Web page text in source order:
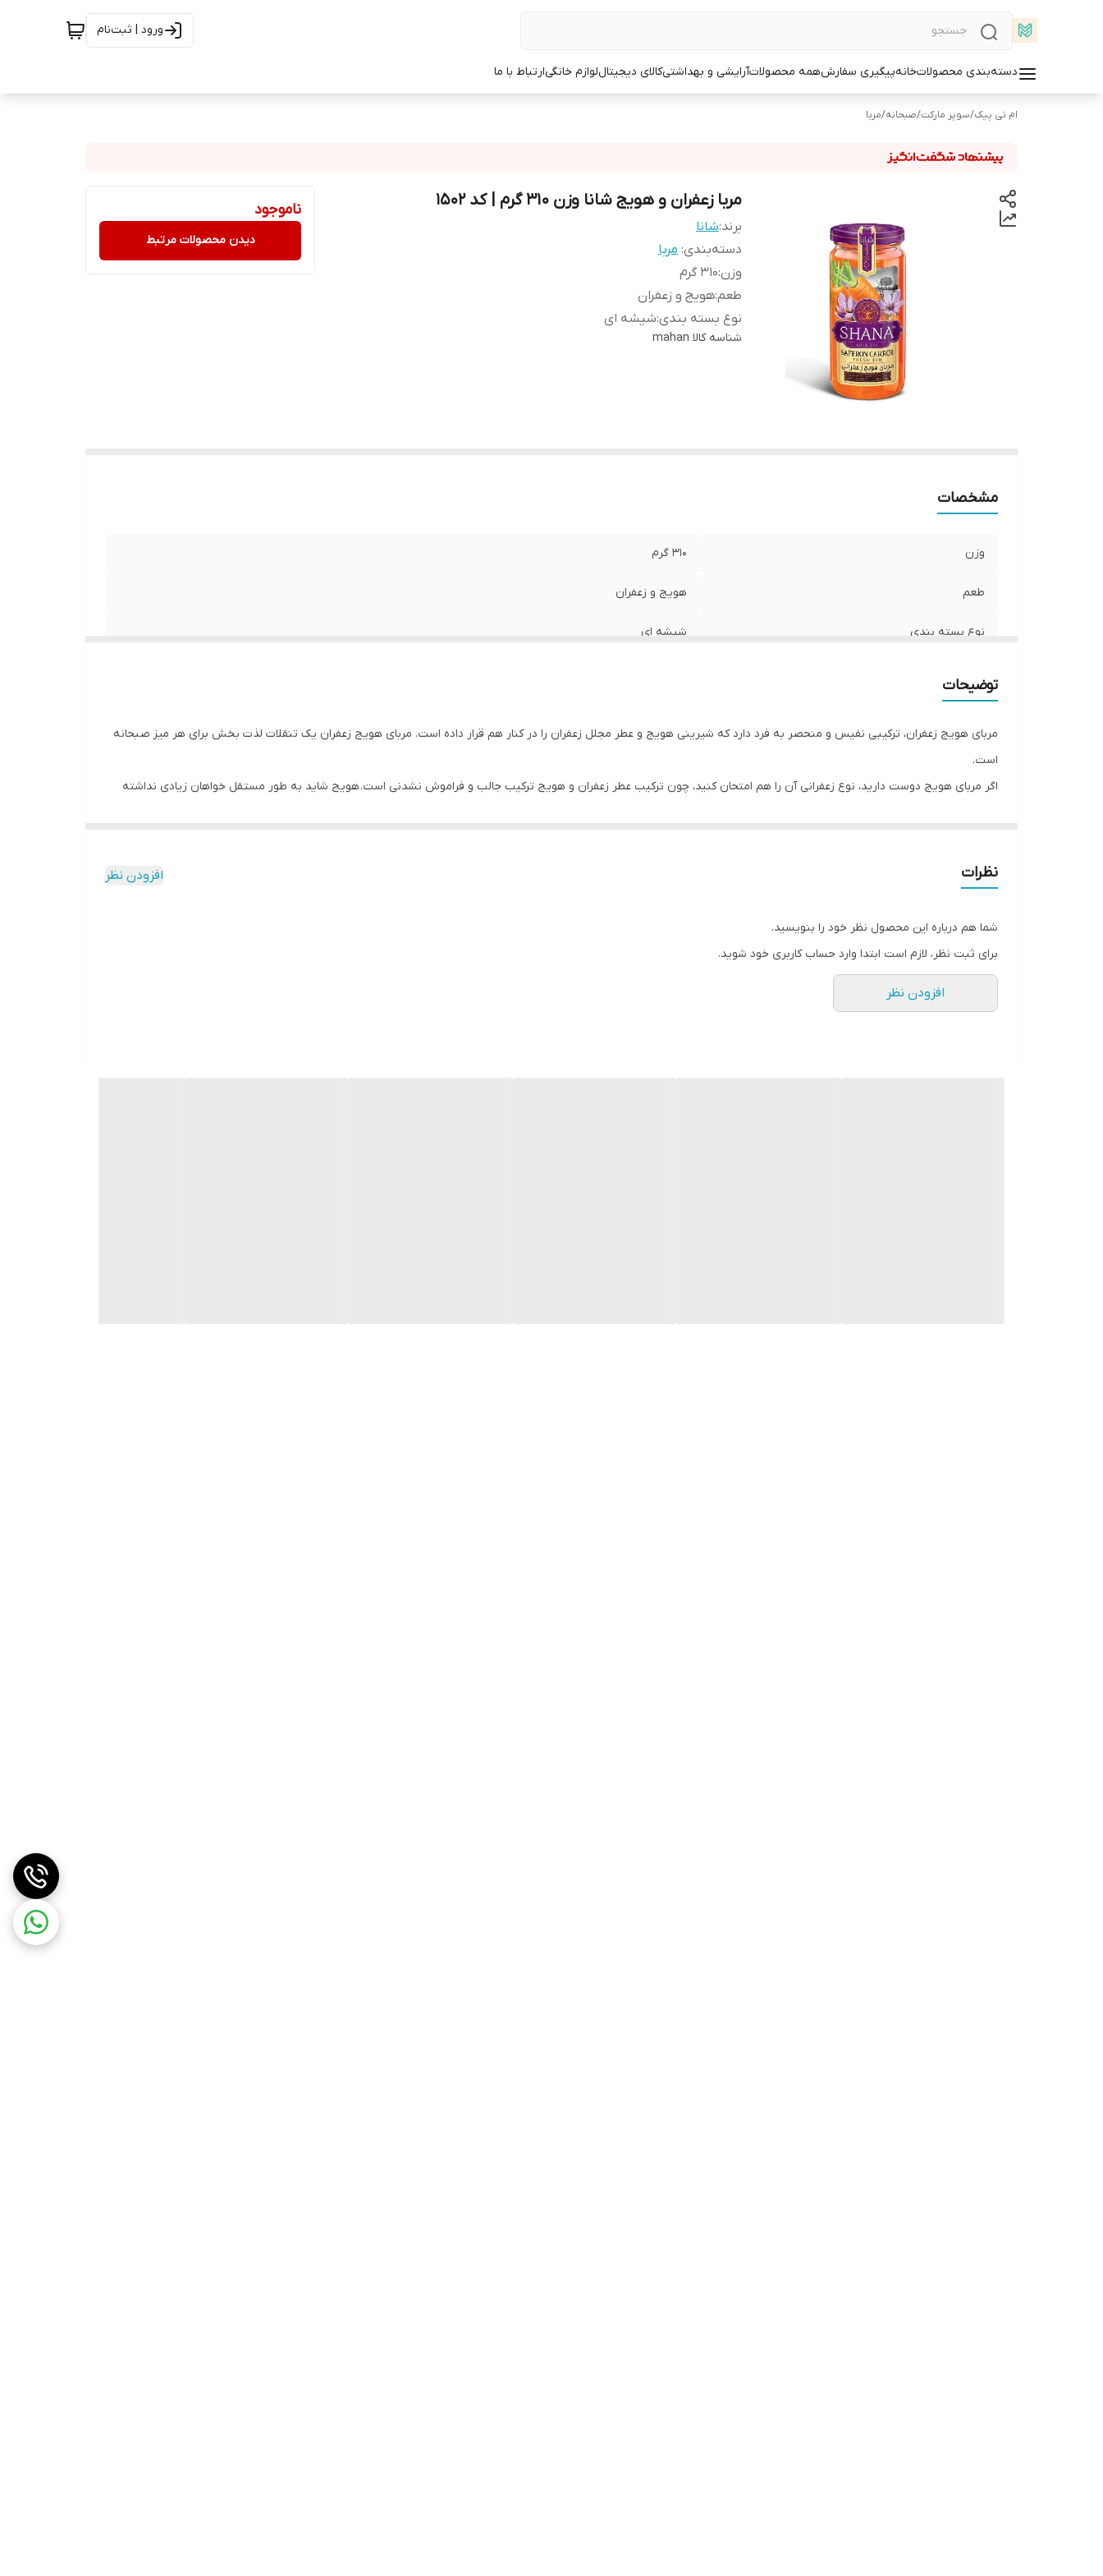
ورود | ثبت‌نام
دسته‌بندی محصولاتخانهپیگیری سفارشهمه محصولاتآرایشی و بهداشتیکالای دیجیتاللوازم خانگیارتباط با ما
ام تی پیک/سوپر مارکت/صبحانه/مربا
مربا زعفران و هویج شانا وزن 310 گرم | کد 1502
برند:شانا
دسته‌بندی: مربا
وزن:310 گرم
طعم:هویج و زعفران
نوع بسته‌ بندی:شیشه ای
شناسه کالا mahan
ناموجود
دیدن محصولات مرتبط
مشخصات
وزن 310 گرم
طعم هویج و زعفران
نوع بسته‌ بندی شیشه ای
توضیحات
مربای هویج زعفران، ترکیبی نفیس و منحصر به فرد دارد که شیرینی هویج و عطر مجلل زعفران را در کنار هم قرار داده است. مربای هویج زعفران یک تنقلات لذت بخش برای هر میز صبحانه
است.
اگر مربای هویج دوست دارید، نوع زعفرانی آن را هم امتحان کنید، چون ترکیب عطر زعفران و هویج ترکیب جالب و فراموش نشدنی است. هویج شاید به طور مستقل خواهان زیادی نداشته
کردن مربای آماده زمانی که سرتان حسابی شلوغ است، ایده بدی نیست. مخصوصا اگر تنوع طلب باشید و بخواهید انواع مرباها را امتحان کنید.اگر می‌خواهید چندین هفته از مربا استفاده کنید
نظرات افزودن نظر
شما هم درباره این محصول نظر خود را بنویسید.
برای ثبت نظر، لازم است ابتدا وارد حساب کاربری خود شوید.
افزودن نظر